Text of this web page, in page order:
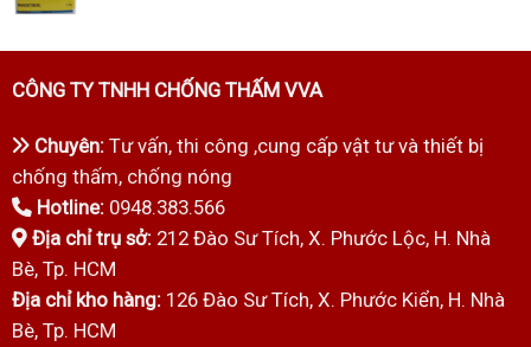
CÔNG TY TNHH CHỐNG THẤM VVA
Chuyên:Tư vấn, thi công ,cung cấp vật tư và thiết bị
chống thấm, chống nóng
Hotline:0948.383.566
Địa chỉ trụ sở:212 Đào Sư Tích, X. Phước Lộc, H. Nhà
Bè, Tp. HCM
Địa chỉ kho hàng:126 Đào Sư Tích, X. Phước Kiển, H. Nhà
Bè, Tp. HCM